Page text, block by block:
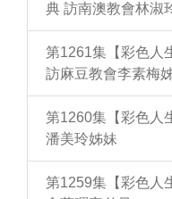
典 訪南澳教會林淑
第1261集【彩色人
訪麻豆教會李素梅
第1260集【彩色人
潘美玲姊妹
第1259集【彩色人